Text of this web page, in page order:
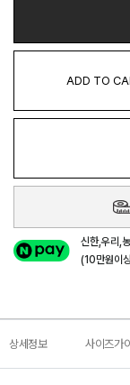
ADD TO
신한,우리,
(10만원이
상세정보 사이즈가